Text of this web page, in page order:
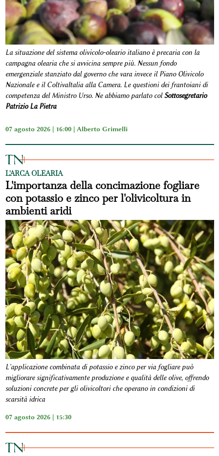
La situazione del sistema olivicolo-oleario italiano è precaria con la
campagna olearia che si avvicina sempre più. Nessun fondo
emergenziale stanziato dal governo che vara invece il Piano Olivicolo
Nazionale e il ColtivaItalia alla Camera. Le questioni dei frantoiani di
competenza del Ministro Urso. Ne abbiamo parlato colSottosegretario
Patrizio La Pietra
07 agosto 2026 | 16:00 | Alberto Grimelli
L'ARCA OLEARIA
L'importanza della concimazione fogliare
con potassio e zinco per l'olivicoltura in
ambienti aridi
L'applicazione combinata di potassio e zinco per via fogliare può
migliorare significativamente produzione e qualità delle olive, offrendo
soluzioni concrete per gli olivicoltori che operano in condizioni di
scarsità idrica
07 agosto 2026 | 15:30